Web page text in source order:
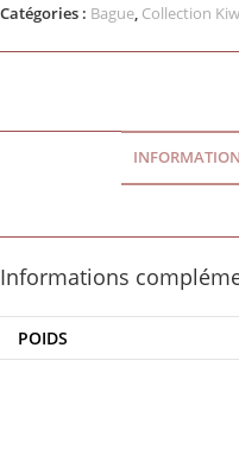
Catégories : Bague, Collection
Informations
POIDS